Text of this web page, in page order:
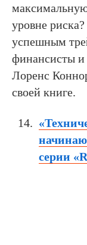
уровне
успешным
финансисты
Лоренс
своей книге.
серии